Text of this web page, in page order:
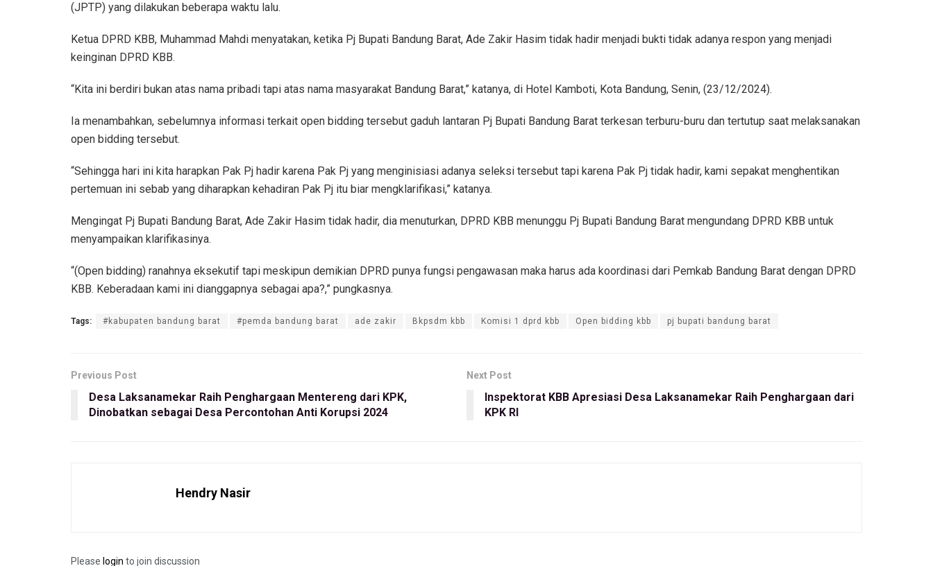
(JPTP) yang dilakukan beberapa waktu lalu.
Ketua DPRD KBB, Muhammad Mahdi menyatakan, ketika Pj Bupati Bandung Barat, Ade Zakir Hasim tidak hadir menjadi bukti tidak adanya respon yang menjadi
keinginan DPRD KBB.
“Kita ini berdiri bukan atas nama pribadi tapi atas nama masyarakat Bandung Barat,” katanya, di Hotel Kamboti, Kota Bandung, Senin, (23/12/2024).
Ia menambahkan, sebelumnya informasi terkait open bidding tersebut gaduh lantaran Pj Bupati Bandung Barat terkesan terburu-buru dan tertutup saat melaksanakan
open bidding tersebut.
“Sehingga hari ini kita harapkan Pak Pj hadir karena Pak Pj yang menginisiasi adanya seleksi tersebut tapi karena Pak Pj tidak hadir, kami sepakat menghentikan
pertemuan ini sebab yang diharapkan kehadiran Pak Pj itu biar mengklarifikasi,” katanya.
Mengingat Pj Bupati Bandung Barat, Ade Zakir Hasim tidak hadir, dia menuturkan, DPRD KBB menunggu Pj Bupati Bandung Barat mengundang DPRD KBB untuk
menyampaikan klarifikasinya.
“(Open bidding) ranahnya eksekutif tapi meskipun demikian DPRD punya fungsi pengawasan maka harus ada koordinasi dari Pemkab Bandung Barat dengan DPRD
KBB. Keberadaan kami ini dianggapnya sebagai apa?,” pungkasnya.
Tags: #kabupaten bandung barat #pemda bandung barat ade zakir Bkpsdm kbb Komisi 1 dprd kbb Open bidding kbb pj bupati bandung barat
Previous Post
Desa Laksanamekar Raih Penghargaan Mentereng dari KPK,
Dinobatkan sebagai Desa Percontohan Anti Korupsi 2024
Next Post
Inspektorat KBB Apresiasi Desa Laksanamekar Raih Penghargaan dari
KPK RI
Hendry Nasir
Please login to join discussion